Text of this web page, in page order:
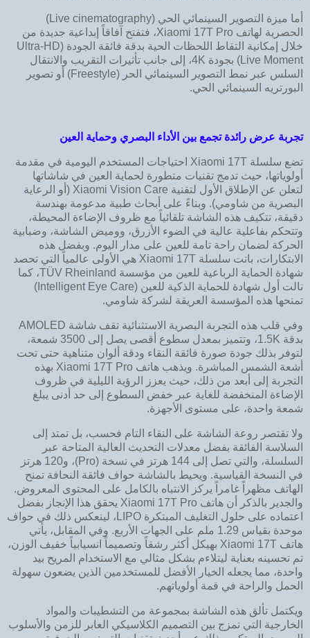
أما ميزة التصوير السينمائي الحي (Live cinematography)
الحصرية لهاتف Xiaomi 17T Pro، فتفتح آفاقاً إبداعية جديدة من
خلال إمكانية التقاط اللحظات الحية بدقة فائقة الجودة (Ultra-HD
Live Moment) بجودة 4K، إلى جانب تأثيرات التقريب والانتقال
السلس عبر نمط التصوير السينمائي الحر (Freestyle) أو تصوير
البورتريه السينمائي الحي.
تجربة عرض رائدة تجمع بين الأداء البصري وحماية العين
تضع سلسلة Xiaomi 17T احتياجات المستخدم اليومية في مقدمة
أولوياتها، حيث تدمج تقنيات متطورة لحماية العين في شاشاتها
لتعلن عن الإطلاق الأول لتقنية Xiaomi Vision Care (أو الرعاية
البصرية من شاومي). وبناءً على أبحاث طبية مدعومة بهندسة
دقيقة، تتكيف هذه الشاشة تلقائياً مع ظروف الإضاءة المحيطة،
وتتحكم بفاعلية عالية في الضوء الأزرق، ووميض الشاشة، وضبابية
الحركة لضمان راحة تامة للعين على مدار اليوم. وبفضل هذه
الابتكارات، باتت سلسلة Xiaomi 17T هي الأولى عالمياً التي تحصد
شهادة الحماية الرباعية للعين من مؤسسة TÜV Rheinland، كما
نالت أول شهادة للحماية الذكية للعين (Intelligent Eye Care)
تمنحها هذه المؤسسة العريقة لشركة شاومي.
وفي قلب هذه التجربة البصرية الاستثنائية تقف شاشة AMOLED
بدقة 1.5K، وتتميز بمعدل سطوع أقصى يصل إلى 3500 شمعة،
لتوفر بذلك جودة صورة فائقة النقاء ودقة ألوان متناهية حتى تحت
أشعة الشمس المباشرة. ويذهب هاتف Xiaomi 17T Pro بهذه
التجربة إلى أبعد من ذلك، حيث يعزز الرؤية الليلية في ظروف
الإضاءة المنخفضة للغاية عبر خفض السطوع إلى حد أدنى يبلغ
شمعة واحدة، على مستوى الأجهزة.
ولا تقتصر روعة الشاشة على النقاء التام فحسب، بل تمتد إلى
السلاسة الفائقة بفضل معدلات التحديث العالية المتاحة عبر
السلسلة، والتي تصل إلى 144 هرتز في نسخة (Pro)، و120 هرتز
في النسخة القياسية. ويحيط بالشاشة حواف فائقة النحافة تمنح
الهاتف مظهراً غامراً يركز الانتباه بالكامل على المحتوى المعروض.
والجدير بالذكر أن هاتف Xiaomi 17T Pro يحقق هذا الإنجاز بفضل
اعتماده على حلول التغليف المبتكرة LIPO، لينعكس ذلك في حواف
موحدة بقياس 1.29 ملم على الجهات الأربع. وفي المقابل، يأتي
هاتف Xiaomi 17T بهيكل أكثر رشقاً وتصميماً انسيابياً خفيف الوزن،
تم تحسينه بعناية ليتلاءم بشكل مثالي مع الاستخدام المريح بيد
واحدة، مما يجعله الخيار الأفضل للمستخدمين الذين يضعون سهولة
الحمل والراحة في قمة أولوياتهم.
ويكتمل تألق هذه الشاشة بمجموعة من التشطيبات والمواد
الخارجية التي تمزج بين التصميم الكلاسيكي العابر للزمن والأسلوب